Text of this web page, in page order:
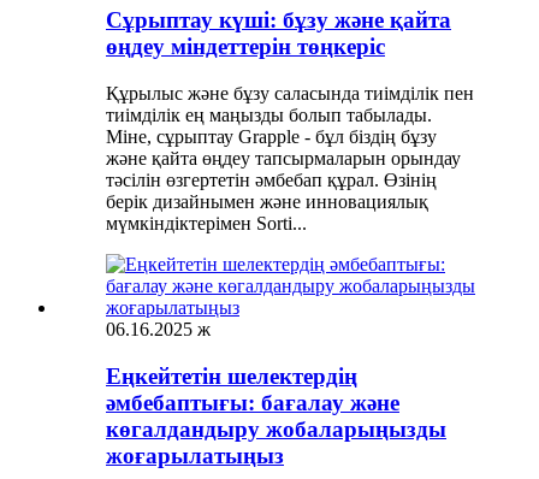
Сұрыптау күші: бұзу және қайта
өңдеу міндеттерін төңкеріс
Құрылыс және бұзу саласында тиімділік пен
тиімділік ең маңызды болып табылады.
Міне, сұрыптау Grapple - бұл біздің бұзу
және қайта өңдеу тапсырмаларын орындау
тәсілін өзгертетін әмбебап құрал. Өзінің
берік дизайнымен және инновациялық
мүмкіндіктерімен Sorti...
06.16.2025 ж
Еңкейтетін шелектердің
әмбебаптығы: бағалау және
көгалдандыру жобаларыңызды
жоғарылатыңыз